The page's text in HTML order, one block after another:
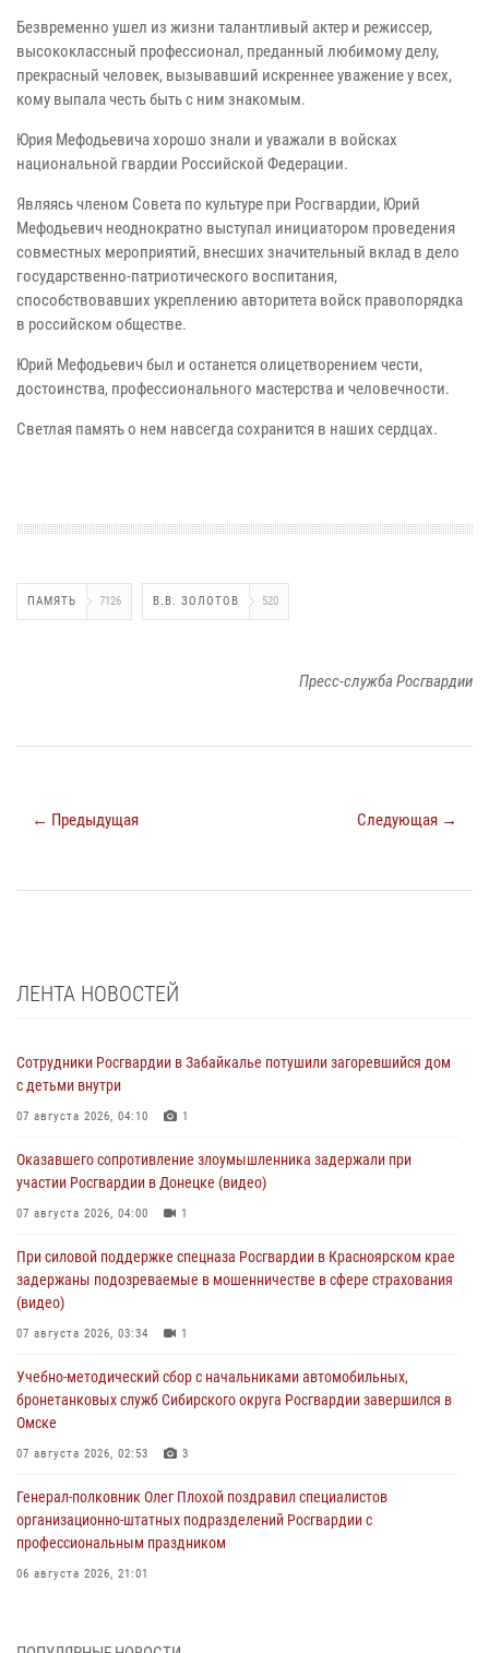
Безвременно ушел из жизни талантливый актер и режиссер,
высококлассный профессионал, преданный любимому делу,
прекрасный человек, вызывавший искреннее уважение у всех,
кому выпала честь быть с ним знакомым.
Юрия Мефодьевича хорошо знали и уважали в войсках
национальной гвардии Российской Федерации.
Являясь членом Совета по культуре при Росгвардии, Юрий
Мефодьевич неоднократно выступал инициатором проведения
совместных мероприятий, внесших значительный вклад в дело
государственно-патриотического воспитания,
способствовавших укреплению авторитета войск правопорядка
в российском обществе.
Юрий Мефодьевич был и останется олицетворением чести,
достоинства, профессионального мастерства и человечности.
Светлая память о нем навсегда сохранится в наших сердцах.
ПАМЯТЬ 7126 В.В. ЗОЛОТОВ 520
Пресс-служба Росгвардии
← Предыдущая Следующая →
ЛЕНТА НОВОСТЕЙ
Сотрудники Росгвардии в Забайкалье потушили загоревшийся дом
с детьми внутри
07 августа 2026, 04:10 1
Оказавшего сопротивление злоумышленника задержали при
участии Росгвардии в Донецке (видео)
07 августа 2026, 04:00 1
При силовой поддержке спецназа Росгвардии в Красноярском крае
задержаны подозреваемые в мошенничестве в сфере страхования
(видео)
07 августа 2026, 03:34 1
Учебно-методический сбор с начальниками автомобильных,
бронетанковых служб Сибирского округа Росгвардии завершился в
Омске
07 августа 2026, 02:53 3
Генерал-полковник Олег Плохой поздравил специалистов
организационно-штатных подразделений Росгвардии с
профессиональным праздником
06 августа 2026, 21:01